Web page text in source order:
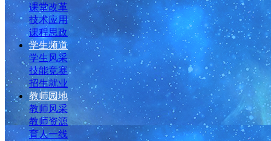
课堂改革
技术应用
课程思政
学生频道
学生风采
技能竞赛
招生就业
教师园地
教师风采
教师资源
育人一线